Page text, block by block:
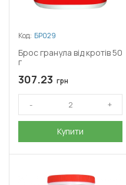
Код: БР029
Брос гранула від кротів 50
г
307.23 грн
Купити